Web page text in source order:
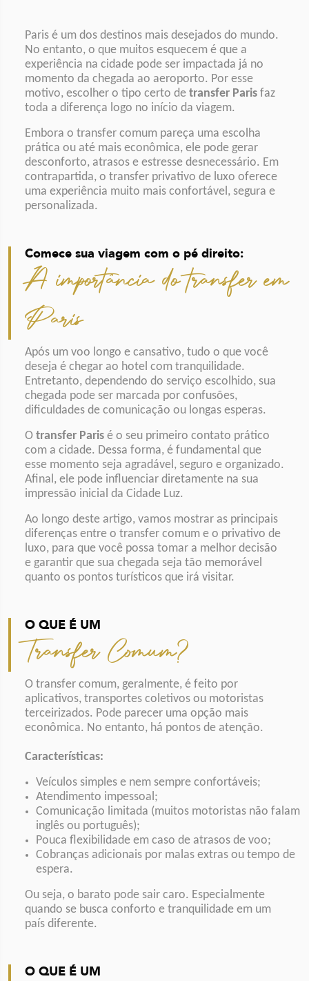
Paris é um dos destinos mais desejados do mundo.
No entanto, o que muitos esquecem é que a
experiência na cidade pode ser impactada já no
momento da chegada ao aeroporto. Por esse
motivo, escolher o tipo certo de transfer Paris faz
toda a diferença logo no início da viagem.
Embora o transfer comum pareça uma escolha
prática ou até mais econômica, ele pode gerar
desconforto, atrasos e estresse desnecessário. Em
contrapartida, o transfer privativo de luxo oferece
uma experiência muito mais confortável, segura e
personalizada.
Comece sua viagem com o pé direito:
A importância do transfer em
Paris
Após um voo longo e cansativo, tudo o que você
deseja é chegar ao hotel com tranquilidade.
Entretanto, dependendo do serviço escolhido, sua
chegada pode ser marcada por confusões,
dificuldades de comunicação ou longas esperas.
O transfer Paris é o seu primeiro contato prático
com a cidade. Dessa forma, é fundamental que
esse momento seja agradável, seguro e organizado.
Afinal, ele pode influenciar diretamente na sua
impressão inicial da Cidade Luz.
Ao longo deste artigo, vamos mostrar as principais
diferenças entre o transfer comum e o privativo de
luxo, para que você possa tomar a melhor decisão
e garantir que sua chegada seja tão memorável
quanto os pontos turísticos que irá visitar.
O QUE É UM
Transfer Comum?
O transfer comum, geralmente, é feito por
aplicativos, transportes coletivos ou motoristas
terceirizados. Pode parecer uma opção mais
econômica. No entanto, há pontos de atenção.
Características:
Veículos simples e nem sempre confortáveis;
Atendimento impessoal;
Comunicação limitada (muitos motoristas não falam
inglês ou português);
Pouca flexibilidade em caso de atrasos de voo;
Cobranças adicionais por malas extras ou tempo de
espera.
Ou seja, o barato pode sair caro. Especialmente
quando se busca conforto e tranquilidade em um
país diferente.
O QUE É UM